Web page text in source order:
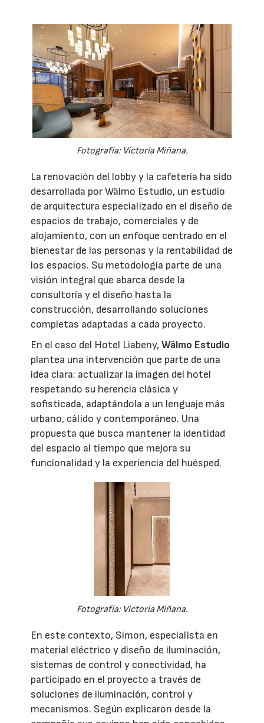
Fotografía: Victoria Miñana.
La renovación del lobby y la cafetería ha sido
desarrollada por Wälmo Estudio, un estudio
de arquitectura especializado en el diseño de
espacios de trabajo, comerciales y de
alojamiento, con un enfoque centrado en el
bienestar de las personas y la rentabilidad de
los espacios. Su metodología parte de una
visión integral que abarca desde la
consultoría y el diseño hasta la
construcción, desarrollando soluciones
completas adaptadas a cada proyecto.
En el caso del Hotel Liabeny,Wälmo Estudio
plantea una intervención que parte de una
idea clara: actualizar la imagen del hotel
respetando su herencia clásica y
sofisticada, adaptándola a un lenguaje más
urbano, cálido y contemporáneo. Una
propuesta que busca mantener la identidad
del espacio al tiempo que mejora su
funcionalidad y la experiencia del huésped.
Fotografía: Victoria Miñana.
En este contexto, Simon, especialista en
material eléctrico y diseño de iluminación,
sistemas de control y conectividad, ha
participado en el proyecto a través de
soluciones de iluminación, control y
mecanismos. Según explicaron desde la